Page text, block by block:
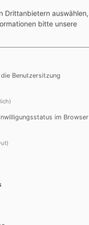
Lösungen können
nur
und der
Bring- und
Drittanbietern auswählen,
bitte unsere
Benutzersitzung
im Browser